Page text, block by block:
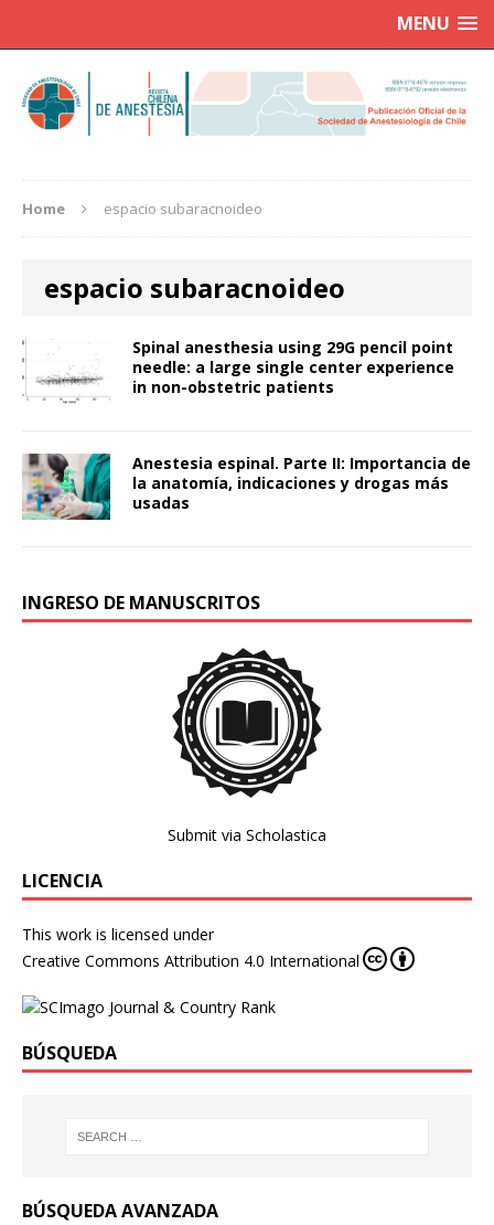
MENU
Home espacio subaracnoideo
espacio subaracnoideo
Spinal anesthesia using 29G pencil point
needle: a large single center experience
in non-obstetric patients
Anestesia espinal. Parte II: Importancia de
la anatomía, indicaciones y drogas más
usadas
INGRESO DE MANUSCRITOS
Submit via Scholastica
LICENCIA
This work is licensed under
Creative Commons Attribution 4.0 International
BÚSQUEDA
BÚSQUEDA AVANZADA